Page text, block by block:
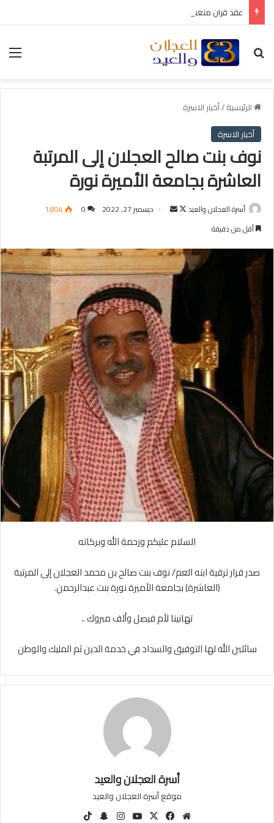
عقد قران متعب بن سليمان العيد
بحث عن
الرئيسية/أخبار الاسرة
أخبار الاسرة
نوف بنت صالح العجلان إلى المرتبة
العاشرة بجامعة الأميرة نورة
أسرة العجلان والعيد
ت
ع
ع
ى
ل
ب
ر
د
ا
إ
ل
ك
ت
ر
و
ن
ي
ا
ديسمبر 27, 2022 0
1٬804
أقل من دقيقة
السلامعليكمورحمةاللهوبركاته
صدرقرارترقيةابنهالعم/نوفبنتصالحبنمحمدالعجلانإلىالمرتبة
(العاشرة)بجامعةالأميرةنورةبنتعبدالرحمن.
تهانينالأمفيصلوألفمبروك..
سائليناللهلهاالتوفيقوالسدادفيخدمةالدينثمالمليكوالوطن
أسرة العجلان والعيد
موقع أسرة العجلان والعيد
مو في ‫X
‫You انس سنا